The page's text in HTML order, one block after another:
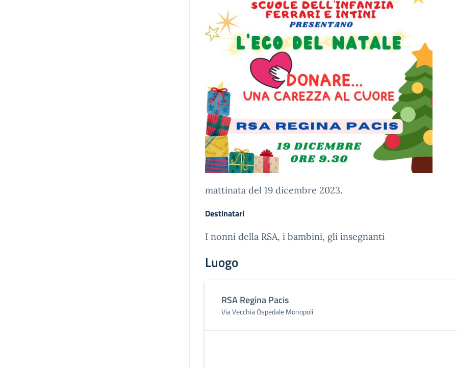
mattinata del 19 dicembre 2023.
Destinatari
I nonni della RSA, i bambini, gli insegnanti
Luogo
RSA Regina Pacis
Via Vecchia Ospedale Monopoli